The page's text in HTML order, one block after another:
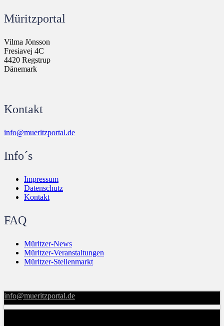
Müritzportal
Vilma Jönsson
Fresiavej 4C
4420 Regstrup
Dänemark
Kontakt
info@mueritzportal.de
Info´s
Impressum
Datenschutz
Kontakt
FAQ
Müritzer-News
Müritzer-Veranstaltungen
Müritzer-Stellenmarkt
info@mueritzportal.de